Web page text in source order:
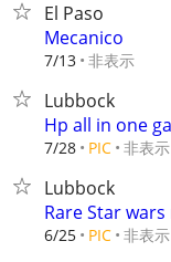
El Paso
Mecanico
7/13 非表示
Lubbock
Hp all in one
7/28 PIC 非表示
Lubbock
Rare Star
6/25 PIC 非表示